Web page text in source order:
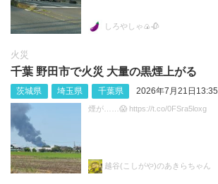
しろやしゃ🍙🥀
火災
千葉 野田市で火災 大量の黒煙上がる
茨城県 埼玉県 千葉県 2026年7月21日13:35
煙が……😱 https://t.co/0FSra5loxg
越谷(こしがや)のあきらちゃん